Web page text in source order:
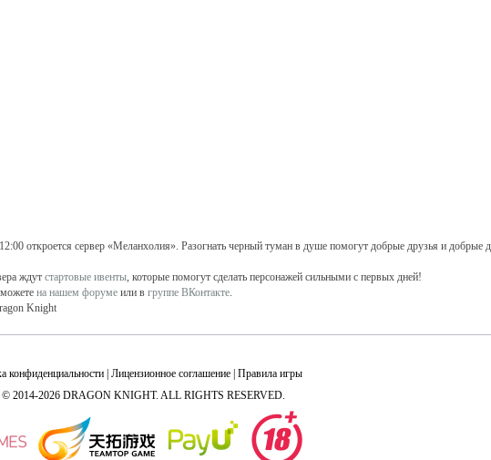
откроется сервер «Меланхолия». Разогнать черный туман в душе помогут добрые друзья и добрые
ждут стартовые ивенты, которые помогут сделать персонажей сильными с первых дней!
на нашем форуме или в группе ВКонтакте.
Knight
конфиденциальности Лицензионное соглашение Правила игры
2014-2026 DRAGON KNIGHT. ALL RIGHTS RESERVED.